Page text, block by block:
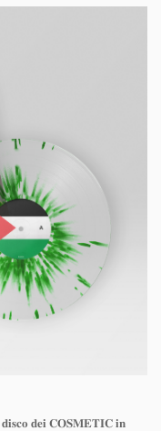
𝐝𝐢𝐬𝐜𝐨 𝐝𝐞𝐢 𝐂𝐎𝐒𝐌𝐄𝐓𝐈𝐂 𝐢𝐧